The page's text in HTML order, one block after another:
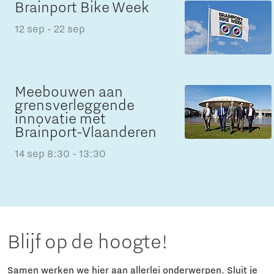
Brainport Bike Week
12 sep - 22 sep
Meebouwen aan
grensverleggende
innovatie met
Brainport-Vlaanderen
14 sep 8:30 - 13:30
Blijf op de hoogte!
Samen werken we hier aan allerlei onderwerpen. Sluit je